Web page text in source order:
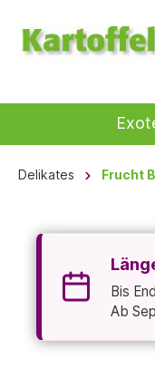
Delikates Frucht
Bis
Ab